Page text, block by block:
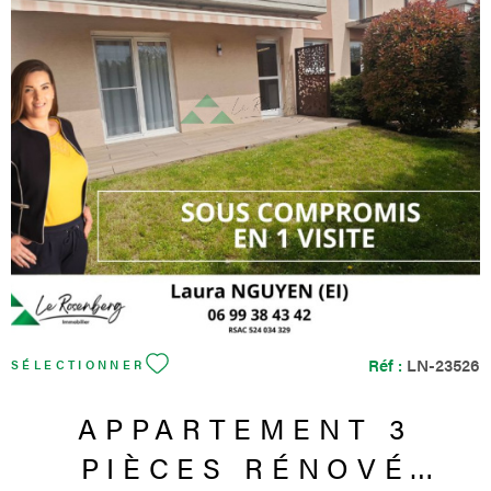
VOIR LE BIEN
SÉLECTIONNER Réf : LN-23526
APPARTEMENT 3
PIÈCES RÉNOVÉ